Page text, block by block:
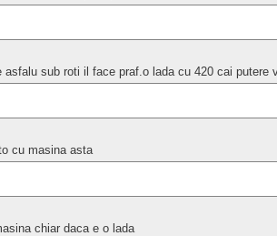
asfalu sub roti il face praf.o lada cu 420 cai putere
cu masina asta
chiar daca e o lada